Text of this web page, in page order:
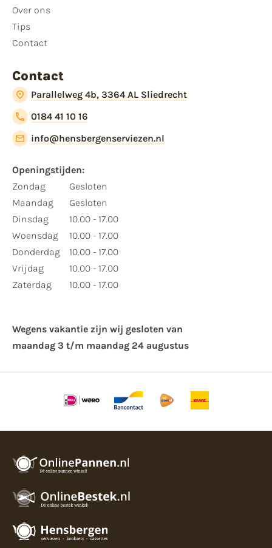
Over ons
Tips
Contact
Contact
Parallelweg 4b, 3364 AL Sliedrecht
0184 41 10 16
info@hensbergenserviezen.nl
Openingstijden:
Zondag
Maandag
Dinsdag
Woensdag
Donderdag
Vrijdag
Zaterdag
Gesloten
Gesloten
10.00 - 17.00
10.00 - 17.00
10.00 - 17.00
10.00 - 17.00
10.00 - 17.00
Wegens vakantie zijn wij gesloten van ​
maandag 3 t/m maandag 24 augustus